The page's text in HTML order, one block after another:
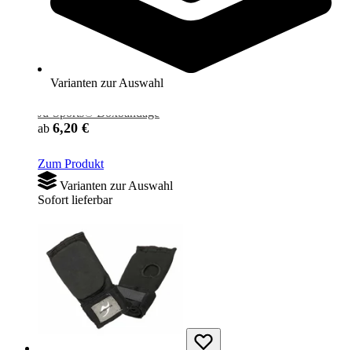
Varianten zur Auswahl
Ju-Sports® Boxbandage
ab 6,20 €
Zum Produkt
Varianten zur Auswahl
Sofort lieferbar